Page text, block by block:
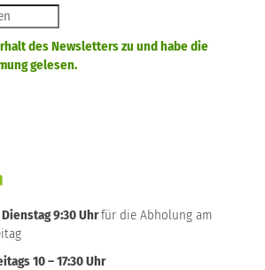
des Newsletters zu und habe die
gelesen.
9:30 Uhrfür die Abholung am
10 – 17:30 Uhr